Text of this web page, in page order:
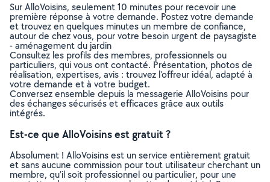
Sur AlloVoisins, seulement 10 minutes pour recevoir une
première réponse à votre demande. Postez votre demande
et trouvez en quelques minutes un membre de confiance,
autour de chez vous, pour votre besoin urgent de paysagiste
- aménagement du jardin
Consultez les profils des membres, professionnels ou
particuliers, qui vous ont contacté. Présentation, photos de
réalisation, expertises, avis : trouvez l'offreur idéal, adapté à
votre demande et à votre budget.
Conversez ensemble depuis la messagerie AlloVoisins pour
des échanges sécurisés et efficaces grâce aux outils
intégrés.
Est-ce que AlloVoisins est gratuit ?
Absolument ! AlloVoisins est un service entièrement gratuit
et sans aucune commission pour tout utilisateur cherchant un
membre, qu’il soit professionnel ou particulier, pour une